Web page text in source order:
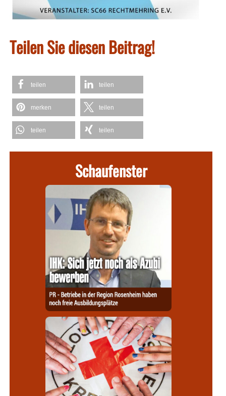
Teilen Sie diesen Beitrag!
teilen teilen
merken teilen
teilen teilen
Schaufenster